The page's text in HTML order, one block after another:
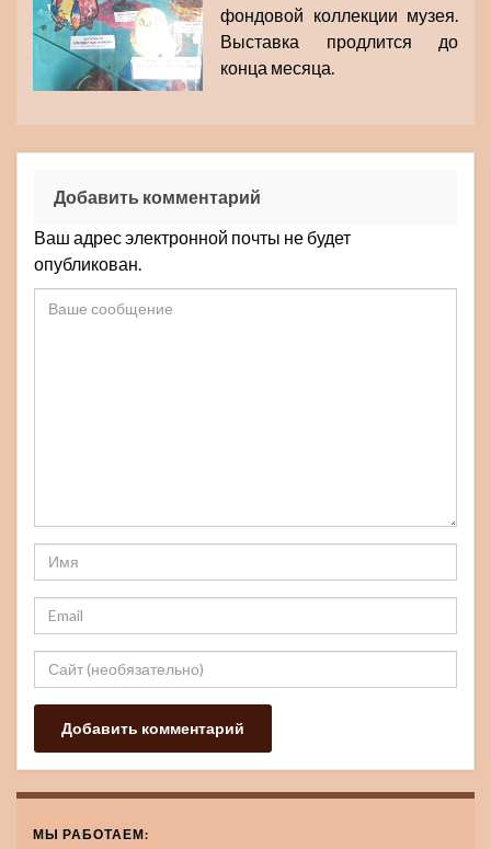
фондовой коллекции музея.
Выставка продлится до
конца месяца.
Добавить комментарий
Ваш адрес электронной почты не будет
опубликован.
МЫ РАБОТАЕМ: